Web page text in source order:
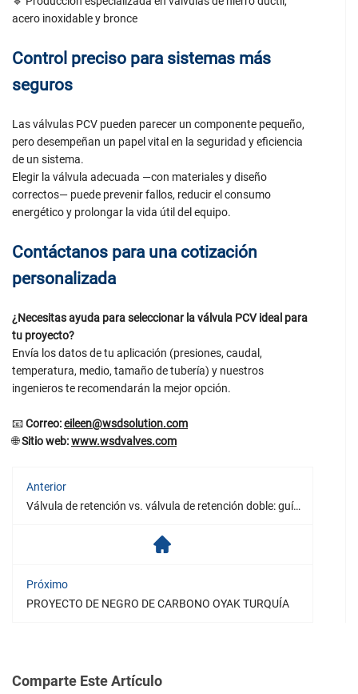
acero inoxidable y bronce
Control preciso para sistemas más
seguros
Las válvulas PCV pueden parecer un componente pequeño,
pero desempeñan un papel vital en la seguridad y eficiencia
de un sistema.
Elegir la válvula adecuada —con materiales y diseño
correctos— puede prevenir fallos, reducir el consumo
energético y prolongar la vida útil del equipo.
Contáctanos para una cotización
personalizada
¿Necesitas ayuda para seleccionar la válvula PCV ideal para
tu proyecto?
Envía los datos de tu aplicación (presiones, caudal,
temperatura, medio, tamaño de tubería) y nuestros
ingenieros te recomendarán la mejor opción.
📧Correo:eileen@wsdsolution.com
🌐Sitio web:www.wsdvalves.com
Anterior
Válvula de retención vs. válvula de retención doble: guía práctica para prevenir el reflujo
Próximo
PROYECTO DE NEGRO DE CARBONO OYAK TURQUÍA
Comparte Este Artículo